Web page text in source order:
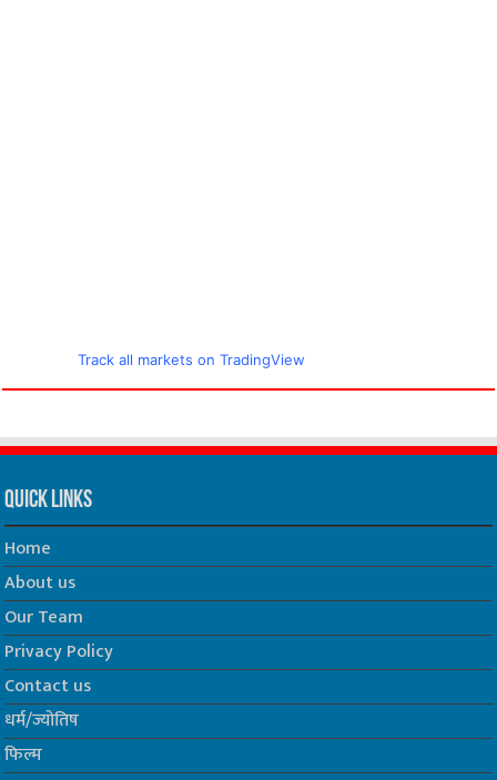
Track all markets on TradingView
Quick Links
Home
About us
Our Team
Privacy Policy
Contact us
धर्म/ज्योतिष
फिल्म